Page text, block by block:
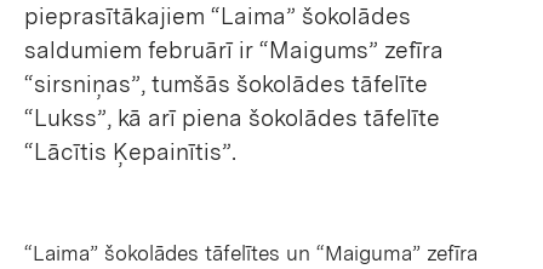
pieprasītākajiem “Laima” šokolādes
saldumiem februārī ir “Maigums” zefīra
“sirsniņas”, tumšās šokolādes tāfelīte
“Lukss”, kā arī piena šokolādes tāfelīte
“Lācītis Ķepainītis”.
“Laima” šokolādes tāfelītes un “Maiguma” zefīra